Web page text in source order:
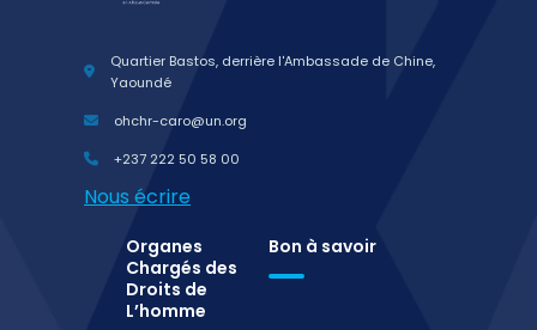
Quartier Bastos, derrière l'Ambassade de Chine,
Yaoundé
ohchr-caro@un.org
+237 222 50 58 00
Nous écrire
Organes
Chargés des
Droits de
L’homme
Bon à savoir